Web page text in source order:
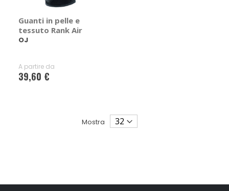
Guanti in pelle e
tessuto Rank Air
OJ
A partire da
39,60 €
Mostra